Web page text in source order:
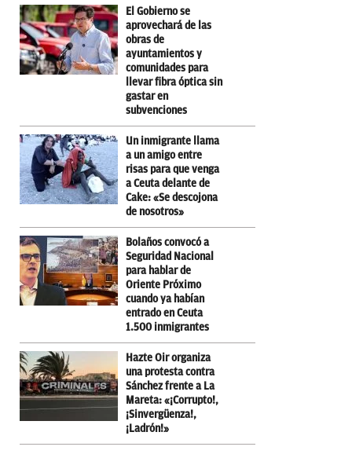
El Gobierno se
aprovechará de las
obras de
ayuntamientos y
comunidades para
llevar fibra óptica sin
gastar en
subvenciones
Un inmigrante llama
a un amigo entre
risas para que venga
a Ceuta delante de
Cake: «Se descojona
de nosotros»
Bolaños convocó a
Seguridad Nacional
para hablar de
Oriente Próximo
cuando ya habían
entrado en Ceuta
1.500 inmigrantes
Hazte Oir organiza
una protesta contra
Sánchez frente a La
Mareta: «¡Corrupto!,
¡Sinvergüenza!,
¡Ladrón!»